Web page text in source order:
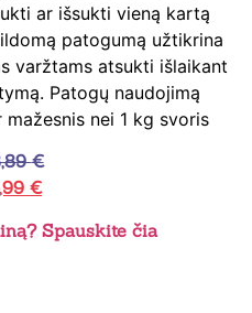
ar išsukti vieną kartą
patogumą užtikrina
varžtams atsukti išlaikant
Patogų naudojimą
nei 1 kg svoris
€
€
Spauskite čia